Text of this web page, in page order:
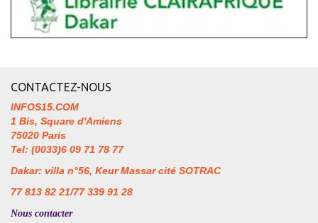
CONTACTEZ-NOUS
INFOS15.COM
1 Bis, Square d'Amiens
75020 Paris
Tel: (0033)6 09 71 78 77
Dakar: villa n°56, Keur Massar cité SOTRAC
77 813 82 21/77 339 91 28
Nous contacter